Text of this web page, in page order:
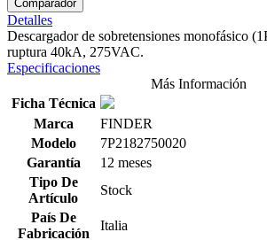
Comparador
Detalles
Descargador de sobretensiones monofásico
ruptura 40kA, 275VAC.
Especificaciones
Más Información
Ficha Técnica
Marca
FINDER
Modelo
7P2182750020
Garantía
12 meses
Tipo De
Artículo
Stock
País De
Fabricación
Italia